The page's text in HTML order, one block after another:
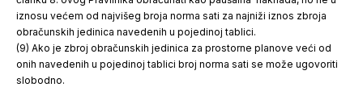
iznosu većem od najvišeg broja norma sati za najniži iznos zbroja
obračunskih jedinica navedenih u pojedinoj tablici.
(9) Ako je zbroj obračunskih jedinica za prostorne planove veći od
onih navedenih u pojedinoj tablici broj norma sati se može ugovoriti
slobodno.